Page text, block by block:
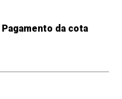
Pagamento da cota